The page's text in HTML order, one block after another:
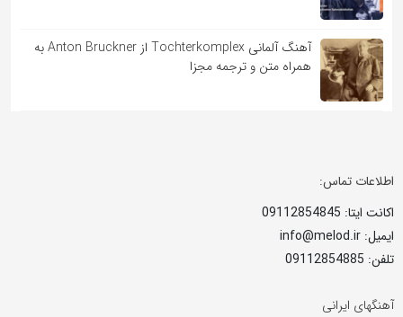
آهنگ آلمانی Tochterkomplex از Anton Bruckner به
همراه متن و ترجمه مجزا
اطلاعات تماس:
اکانت ایتا: 09112854845
ایمیل: info@melod.ir
تلفن: 09112854885
آهنگهای ایرانی